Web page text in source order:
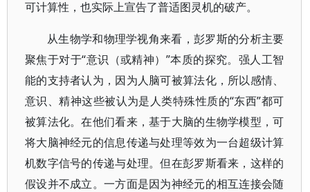
可计算性，也实际上宣告了普适图灵机的破产。
从生物学和物理学视角来看，彭罗斯的分析主要
聚焦于对于“意识（或精神）”本质的探究。强人工智
能的支持者认为，因为人脑可被算法化，所以感情、
意识、精神这些被认为是人类特殊性质的“东西”都可
被算法化。在他们看来，基于大脑的生物学模型，可
将大脑神经元的信息传递与处理等效为一台超级计算
机数字信号的传递与处理。但在彭罗斯看来，这样的
假设并不成立。一方面是因为神经元的相互连接会随